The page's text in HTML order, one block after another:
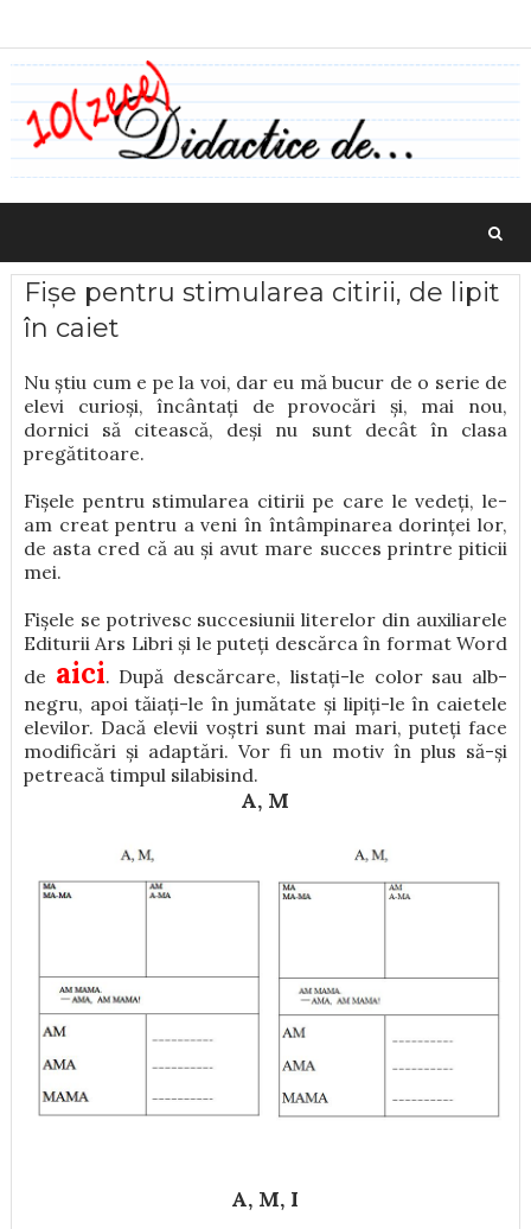
Fișe pentru stimularea citirii, de lipit
în caiet
Nu știu cum e pe la voi, dar eu mă bucur de o serie de
elevi curioși, încântați de provocări și, mai nou,
dornici să citească, deși nu sunt decât în clasa
pregătitoare.
Fișele pentru stimularea citirii pe care le vedeți, le-
am creat pentru a veni în întâmpinarea dorinței lor,
de asta cred că au și avut mare succes printre piticii
mei.
Fișele se potrivesc succesiunii literelor din auxiliarele
Editurii Ars Libri și le puteți descărca în format Word
de aici. După descărcare, listați-le color sau alb-
negru, apoi tăiați-le în jumătate și lipiți-le în caietele
elevilor. Dacă elevii voștri sunt mai mari, puteți face
modificări și adaptări. Vor fi un motiv în plus să-și
petreacă timpul silabisind.
A, M
A, M, I